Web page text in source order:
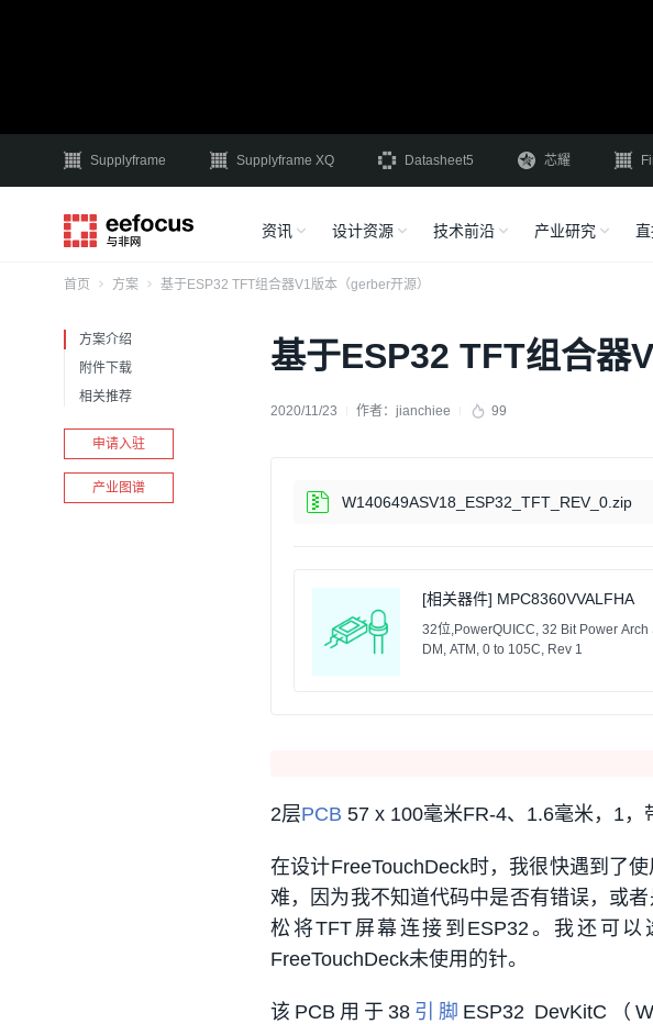
Supplyframe Supplyframe XQ Datasheet5 芯耀
资讯 设计资源 技术前沿 产业研究
首页 方案 基于ESP32 TFT组合器V1版本（gerber开源）
方案介绍
附件下载
相关推荐
申请入驻
产业图谱
基于ESP32 TFT组合器
2020/11/23 作者： jianchiee 99
W140649ASV18_ESP32_TFT_REV_0.zip
[相关器件] MPC8360VVALFHA
32位,PowerQUICC, 32 Bit Power
DM, ATM, 0 to 105C, Rev 1
2层PCB 57 x 100毫米FR-4、1.6毫米，1，
在设计FreeTouchDeck时，我很快遇到了
难，因为我不知道代码中是否有错误，或
松将TFT屏幕连接到ESP32。我还可以
FreeTouchDeck未使用的针。
该PCB用于38 引脚 ESP32 DevKitC（